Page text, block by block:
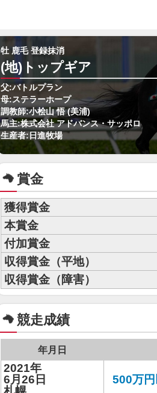
牡 鹿毛 登録抹消
(地)トップギア
父:バトルプラン
母:ステラーホープ
調教師:小桧山 悟 (美浦)
馬主:株式会社 アドバンス・サッポロ
生産者:日進牧場
賞金
獲得賞金
本賞金
付加賞金
収得賞金（平地）
収得賞金（障害）
競走成績
年月日
2021年
6月26日
500万